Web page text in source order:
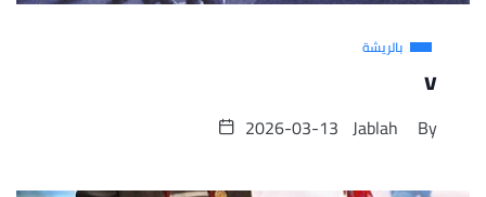
بالريشة
v
By
Jablah
2026-03-13